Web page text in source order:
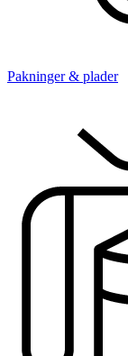
Pakninger & plader